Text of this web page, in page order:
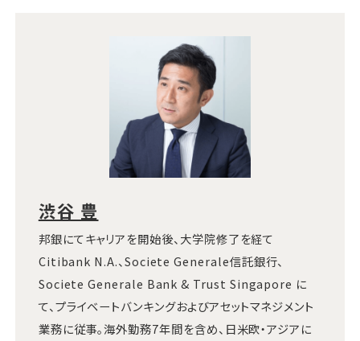
渋谷 豊
邦銀にてキャリアを開始後、大学院修了を経て
Citibank N.A.、Societe Generale信託銀行、
Societe Generale Bank & Trust Singapore に
て、プライベートバンキングおよびアセットマネジメント
業務に従事。海外勤務7年間を含め、日米欧・アジアに